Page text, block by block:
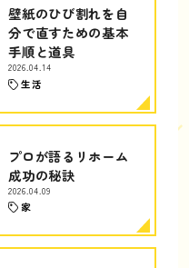
壁紙のひび割れを自
分で直すための基本
手順と道具
2026.04.14
生活
プロが語るリホーム
成功の秘訣
2026.04.09
家